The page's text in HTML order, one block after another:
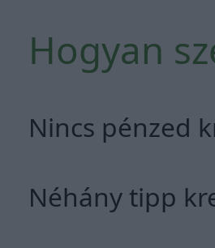
Hogyan
Nincs pénzed
Néhány tipp